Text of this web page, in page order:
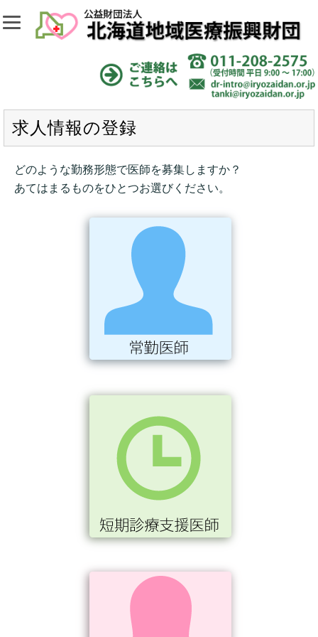
求人情報の登録
どのような勤務形態で医師を募集しますか？
あてはまるものをひとつお選びください。